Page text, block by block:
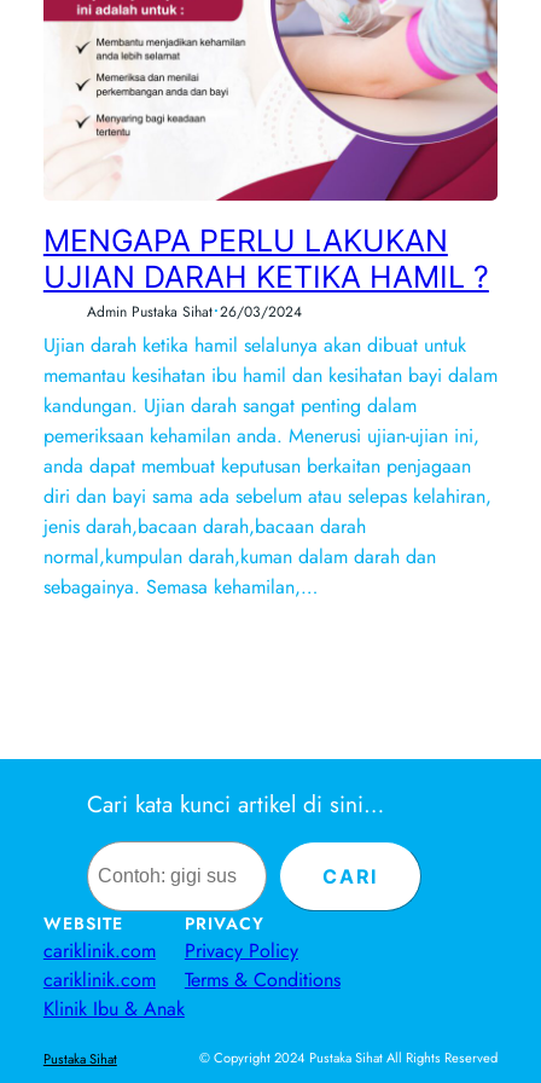
MENGAPA PERLU LAKUKAN
UJIAN DARAH KETIKA HAMIL ?
Admin Pustaka Sihat•26/03/2024
Ujian darah ketika hamil selalunya akan dibuat untuk
memantau kesihatan ibu hamil dan kesihatan bayi dalam
kandungan. Ujian darah sangat penting dalam
pemeriksaan kehamilan anda. Menerusi ujian-ujian ini,
anda dapat membuat keputusan berkaitan penjagaan
diri dan bayi sama ada sebelum atau selepas kelahiran,
jenis darah,bacaan darah,bacaan darah
normal,kumpulan darah,kuman dalam darah dan
sebagainya. Semasa kehamilan,…
Cari kata kunci artikel di sini…
Search
CARI
WEBSITE
cariklinik.com
cariklinik.com
Klinik Ibu & Anak
PRIVACY
Privacy Policy
Terms & Conditions
Pustaka Sihat © Copyright 2024 Pustaka Sihat All Rights Reserved